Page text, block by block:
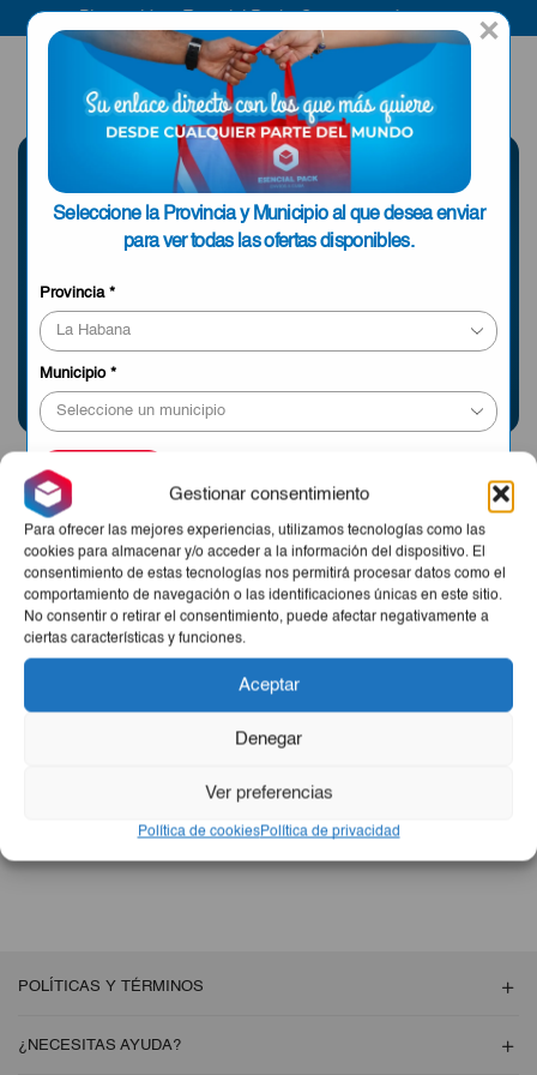
Gestionar consentimiento
Para ofrecer las mejores experiencias, utilizamos tecnologías como las
cookies para almacenar y/o acceder a la información del dispositivo. El
consentimiento de estas tecnologías nos permitirá procesar datos como el
comportamiento de navegación o las identificaciones únicas en este sitio.
No consentir o retirar el consentimiento, puede afectar negativamente a
ciertas características y funciones.
Aceptar
Denegar
Ver preferencias
Política de cookiesPolítica de privacidad
×
Seleccione la Provincia y Municipio al que desea enviar
para ver todas las ofertas disponibles.
Provincia*
Municipio*
ENVIAR A LA
HABANA
SELECCIONE UNA
PROVINCIA
Información sobre envíos y tiempos de entrega
NO SE ENCONTRARON PRODUCTOS
Revise la ortografía o busque nuevamente con términos menos
específicos.
Tienda
POLÍTICAS Y TÉRMINOS
¿NECESITAS AYUDA?